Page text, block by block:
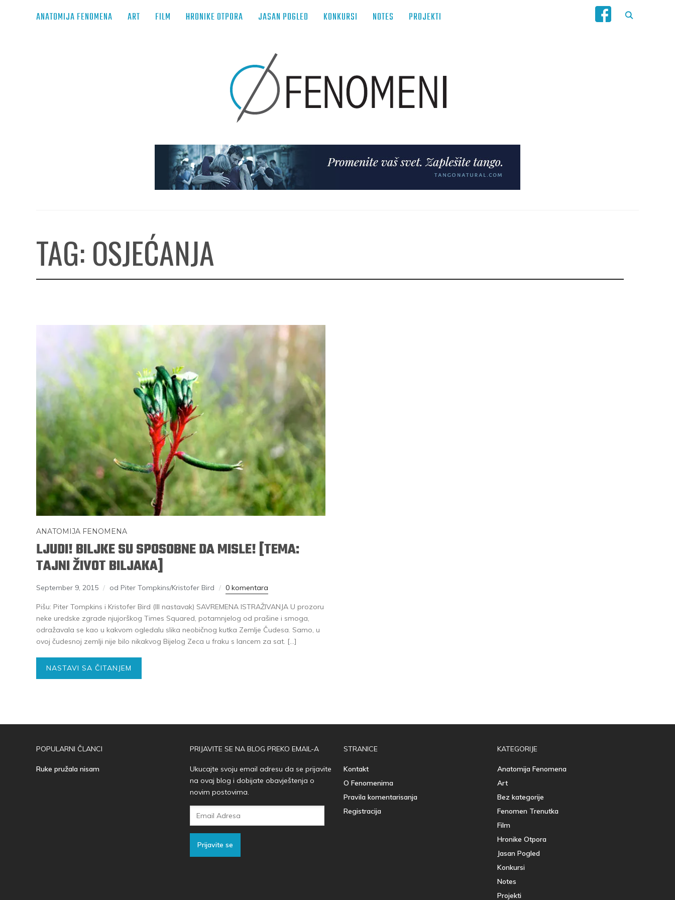
ANATOMIJA FENOMENA ART FILM HRONIKE OTPORA JASAN POGLED KONKURSI NOTES PROJEKTI
TAG: OSJEĆANJA
ANATOMIJA FENOMENA
LJUDI! BILJKE SU SPOSOBNE DA MISLE! [TEMA:
TAJNI ŽIVOT BILJAKA]
September 9, 2015 od Piter Tompkins/Kristofer Bird 0 komentara
Pišu: Piter Tompkins i Kristofer Bird (III nastavak) SAVREMENA ISTRAŽIVANJA U prozoru
neke uredske zgrade njujorškog Times Squared, potamnjelog od prašine i smoga,
odražavala se kao u kakvom ogledalu slika neobičnog kutka Zemlje Čudesa. Samo, u
ovoj čudesnoj zemlji nije bilo nikakvog Bijelog Zeca u fraku s lancem za sat. […]
NASTAVI SA ČITANJEM
POPULARNI ČLANCI
Ruke pružala nisam
PRIJAVITE SE NA BLOG PREKO EMAIL-A
Ukucajte svoju email adresu da se prijavite
na ovaj blog i dobijate obavještenja o
novim postovima.
Prijavite se
STRANICE
Kontakt
O Fenomenima
Pravila komentarisanja
Registracija
KATEGORIJE
Anatomija Fenomena
Art
Bez kategorije
Fenomen Trenutka
Film
Hronike Otpora
Jasan Pogled
Konkursi
Notes
Projekti